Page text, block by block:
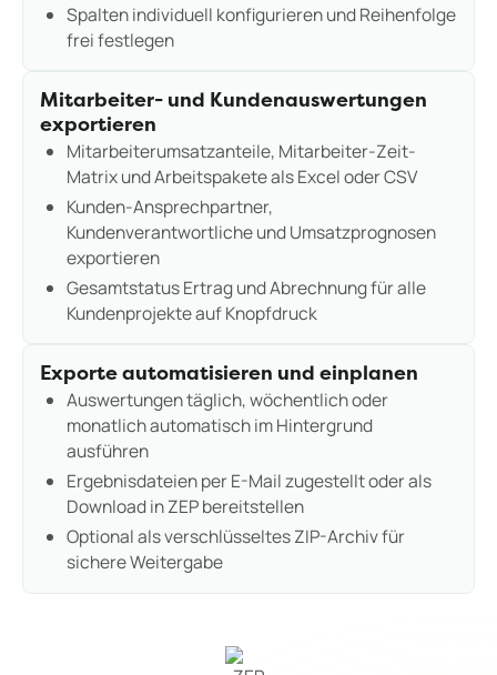
Spalten individuell konfigurieren und Reihenfolge
frei festlegen
Mitarbeiter- und Kundenauswertungen
exportieren
Mitarbeiterumsatzanteile, Mitarbeiter-Zeit-
Matrix und Arbeitspakete als Excel oder CSV
Kunden-Ansprechpartner,
Kundenverantwortliche und Umsatzprognosen
exportieren
Gesamtstatus Ertrag und Abrechnung für alle
Kundenprojekte auf Knopfdruck
Exporte automatisieren und einplanen
Auswertungen täglich, wöchentlich oder
monatlich automatisch im Hintergrund
ausführen
Ergebnisdateien per E-Mail zugestellt oder als
Download in ZEP bereitstellen
Optional als verschlüsseltes ZIP-Archiv für
sichere Weitergabe